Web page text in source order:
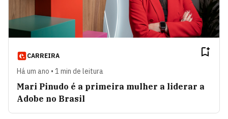
CARREIRA
Há um ano • 1 min de leitura
Mari Pinudo é a primeira mulher a liderar a
Adobe no Brasil